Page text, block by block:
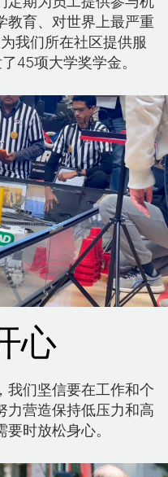
教育、对世界上最严重
我们所在社区提供服
45项大学奖学金。
心
我们坚信要在工作和个
力营造保持低压力和高
时放松身心。